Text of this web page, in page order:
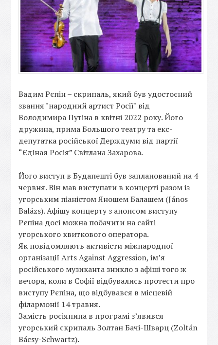
Вадим Рєпін – скрипаль, який був удостоєний
звання "народний артист Росії" від
Володимира Путіна в квітні 2022 року. Його
дружина, прима Большого театру та екс-
депутатка російської Держдуми від партії
“Єдіная Росія” Світлана Захарова.
Його виступ в Будапешті був запланований на 4
червня. Він мав виступати в концерті разом із
угорським піаністом Яношем Балашем (János
Balázs). Афішу концерту з анонсом виступу
Рєпіна досі можна побачити на сайті
угорського квиткового оператора.
Як повідомляють активісти міжнародної
організації Arts Against Aggression, імʼя
російського музиканта зникло з афіші того ж
вечора, коли в Софії відбувались протести про
виступу Рєпіна, що відбувався в місцевій
філармонії 14 травня.
Замість росіянина в програмі зʼявився
угорський скрипаль Золтан Бачі-Шварц (Zoltán
Bácsy-Schwartz).